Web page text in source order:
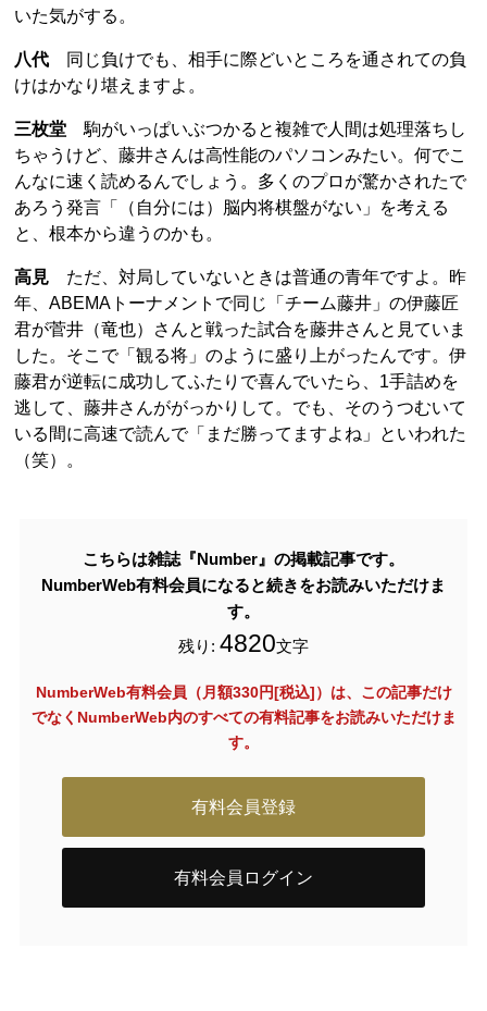
いた気がする。
八代 同じ負けでも、相手に際どいところを通されての負
けはかなり堪えますよ。
三枚堂 駒がいっぱいぶつかると複雑で人間は処理落ちし
ちゃうけど、藤井さんは高性能のパソコンみたい。何でこ
んなに速く読めるんでしょう。多くのプロが驚かされたで
あろう発言「（自分には）脳内将棋盤がない」を考える
と、根本から違うのかも。
高見 ただ、対局していないときは普通の青年ですよ。昨
年、ABEMAトーナメントで同じ「チーム藤井」の伊藤匠
君が菅井（竜也）さんと戦った試合を藤井さんと見ていま
した。そこで「観る将」のように盛り上がったんです。伊
藤君が逆転に成功してふたりで喜んでいたら、1手詰めを
逃して、藤井さんががっかりして。でも、そのうつむいて
いる間に高速で読んで「まだ勝ってますよね」といわれた
（笑）。
こちらは雑誌『Number』の掲載記事です。
NumberWeb有料会員になると続きをお読みいただけま
す。
残り: 4820文字
NumberWeb有料会員（月額330円[税込]）は、この記事だけ
でなく NumberWeb内のすべての有料記事をお読みいただけま
す。
有料会員登録
有料会員ログイン